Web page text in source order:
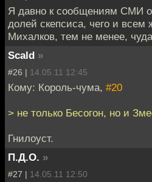
Я давно к сообщениям СМИ
долей скепсиса, чего и всем
Михалков, тем не менее,
Scald »
#26 | 14.05.11 12:45
Кому: Король-чума, #20
> не только Бесогон, но и
Гнилоуст.
П.Д.О. »
#27 | 14.05.11 12:50